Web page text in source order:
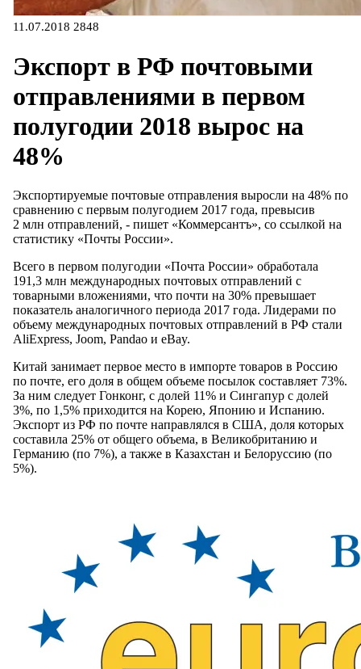
11.07.2018 2848
Экспорт в РФ почтовыми
отправлениями в первом
полугодии 2018 вырос на
48%
Экспортируемые почтовые отправления выросли на 48% по
сравнению с первым полугодием 2017 года, превысив
2 млн отправлений, - пишет «Коммерсантъ», со ссылкой на
статистику «Почты России».
Всего в первом полугодии «Почта России» обработала
191,3 млн международных почтовых отправлений с
товарными вложениями, что почти на 30% превышает
показатель аналогичного периода 2017 года. Лидерами по
объему международных почтовых отправлений в РФ стали
AliExpress, Joom, Pandao и eBay.
Китай занимает первое место в импорте товаров в Россию
по почте, его доля в общем объеме посылок составляет 73%.
За ним следует Гонконг, с долей 11% и Сингапур с долей
3%, по 1,5% приходится на Корею, Японию и Испанию.
Экспорт из РФ по почте направлялся в США, доля которых
составила 25% от общего объема, в Великобританию и
Германию (по 7%), а также в Казахстан и Белоруссию (по
5%).